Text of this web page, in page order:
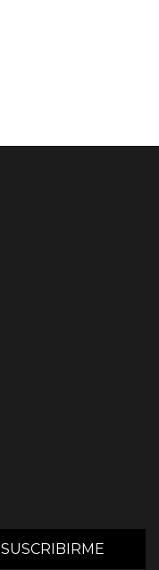
SUSCRIBIRME